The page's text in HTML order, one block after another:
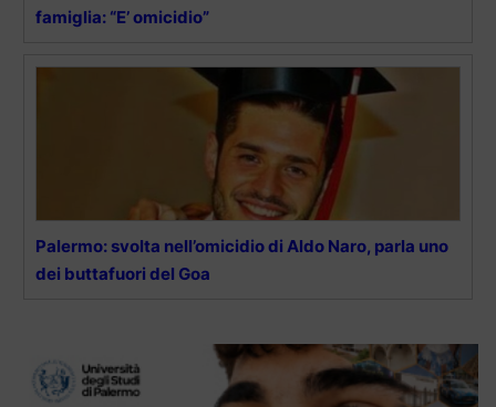
famiglia: “E’ omicidio”
Palermo: svolta nell’omicidio di Aldo Naro, parla uno
dei buttafuori del Goa